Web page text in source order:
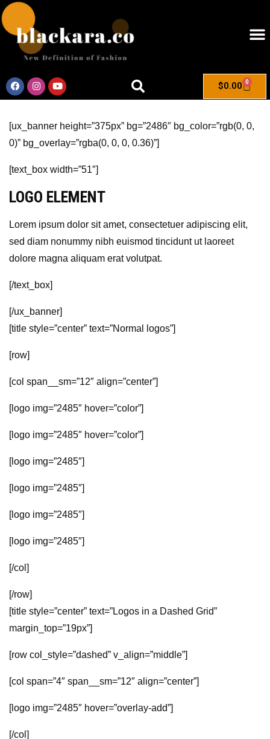
$0.00 0
[ux_banner height=”375px” bg=”2486″ bg_color=”rgb(0, 0,
0)” bg_overlay=”rgba(0, 0, 0, 0.36)”]
[text_box width=”51″]
LOGO ELEMENT
Lorem ipsum dolor sit amet, consectetuer adipiscing elit,
sed diam nonummy nibh euismod tincidunt ut laoreet
dolore magna aliquam erat volutpat.
[/text_box]
[/ux_banner]
[title style=”center” text=”Normal logos”]
[row]
[col span__sm=”12″ align=”center”]
[logo img=”2485″ hover=”color”]
[logo img=”2485″ hover=”color”]
[logo img=”2485″]
[logo img=”2485″]
[logo img=”2485″]
[logo img=”2485″]
[/col]
[/row]
[title style=”center” text=”Logos in a Dashed Grid”
margin_top=”19px”]
[row col_style=”dashed” v_align=”middle”]
[col span=”4″ span__sm=”12″ align=”center”]
[logo img=”2485″ hover=”overlay-add”]
[/col]